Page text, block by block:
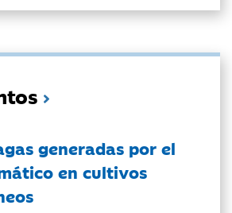
generadas por el
en cultivos